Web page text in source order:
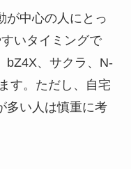
が中心の人にとっ
いタイミングで
bZ4X、サクラ、N-
す。ただし、自宅
多い人は慎重に考